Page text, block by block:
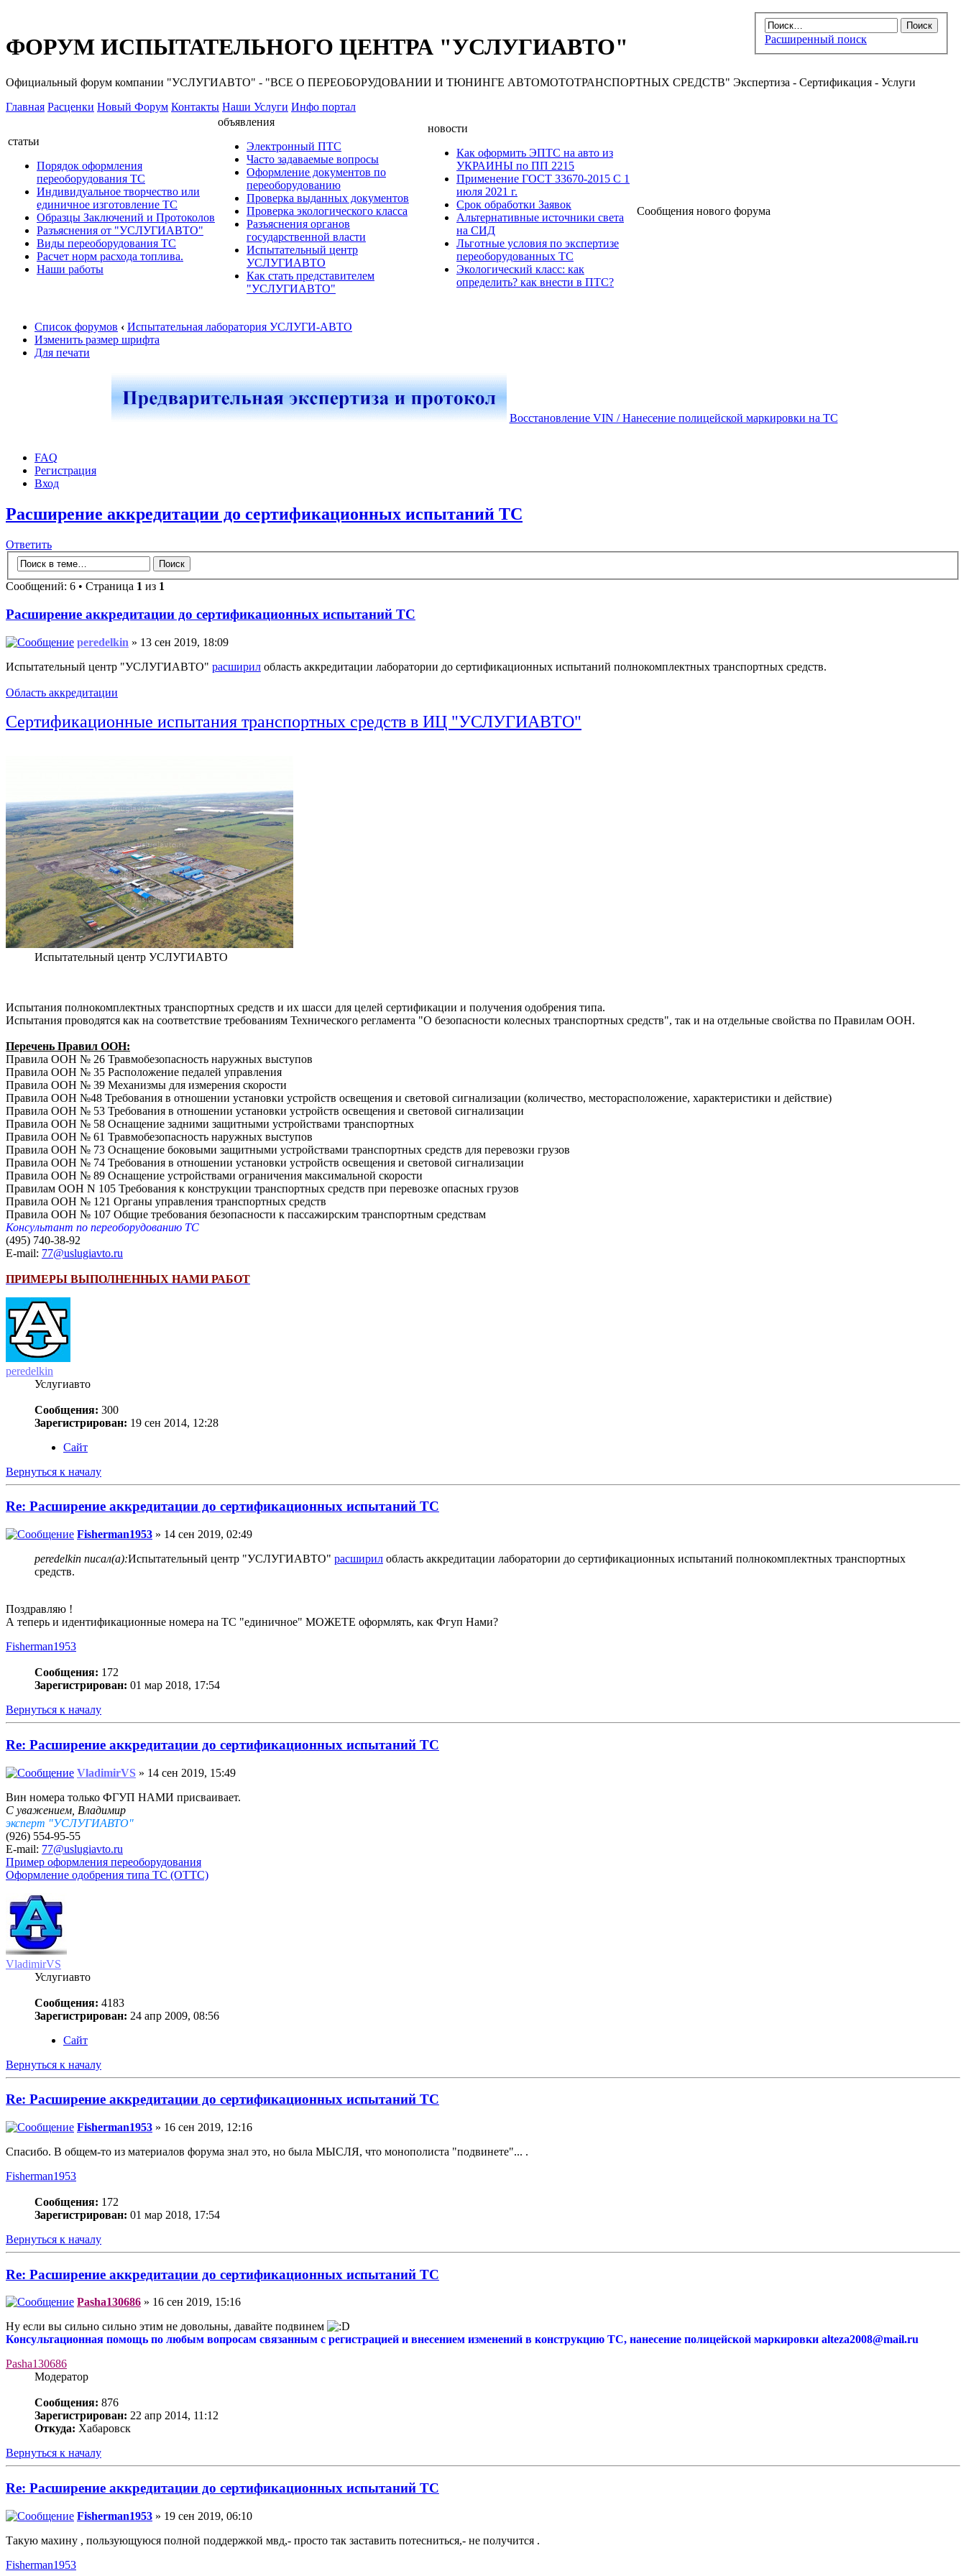
Расширенный поиск
ФОРУМ ИСПЫТАТЕЛЬНОГО ЦЕНТРА "УСЛУГИАВТО"
Официальный форум компании "УСЛУГИАВТО" - "ВСЕ О ПЕРЕОБОРУДОВАНИИ И ТЮНИНГЕ АВТОМОТОТРАНСПОРТНЫХ СРЕДСТВ" Экспертиза - Сертификация - Услуги
Главная Расценки Новый Форум Контакты Наши Услуги Инфо портал
статьи
Порядок оформления
переоборудования ТС
Индивидуальное творчество или
единичное изготовление ТС
Образцы Заключений и Протоколов
Разъяснения от "УСЛУГИАВТО"
Виды переоборудования ТС
Расчет норм расхода топлива.
Наши работы
объявления
Электронный ПТС
Часто задаваемые вопросы
Оформление документов по
переоборудованию
Проверка выданных документов
Проверка экологического класса
Разъяснения органов
государственной власти
Испытательный центр
УСЛУГИАВТО
Как стать представителем
"УСЛУГИАВТО"
новости
Как оформить ЭПТС на авто из
УКРАИНЫ по ПП 2215
Применение ГОСТ 33670-2015 С 1
июля 2021 г.
Срок обработки Заявок
Альтернативные источники света
на СИД
Льготные условия по экспертизе
переоборудованных ТС
Экологический класс: как
определить? как внести в ПТС?
Сообщения нового форума
Список форумов ‹ Испытательная лаборатория УСЛУГИ-АВТО
Изменить размер шрифта
Для печати
Восстановление VIN / Нанесение полицейской маркировки на ТС
FAQ
Регистрация
Вход
Расширение аккредитации до сертификационных испытаний ТС
Ответить
Сообщений: 6 • Страница 1 из 1
Расширение аккредитации до сертификационных испытаний ТС
peredelkin » 13 сен 2019, 18:09
Испытательный центр "УСЛУГИАВТО" расширил область аккредитации лаборатории до сертификационных испытаний полнокомплектных транспортных средств.
Область аккредитации
Сертификационные испытания транспортных средств в ИЦ "УСЛУГИАВТО"
Испытательный центр УСЛУГИАВТО
Испытания полнокомплектных транспортных средств и их шасси для целей сертификации и получения одобрения типа.
Испытания проводятся как на соответствие требованиям Технического регламента "О безопасности колесных транспортных средств", так и на отдельные свойства по Правилам ООН.
Перечень Правил ООН:
Правила ООН № 26 Травмобезопасность наружных выступов
Правила ООН № 35 Расположение педалей управления
Правила ООН № 39 Механизмы для измерения скорости
Правила ООН №48 Требования в отношении установки устройств освещения и световой сигнализации (количество, месторасположение, характеристики и действие)
Правила ООН № 53 Требования в отношении установки устройств освещения и световой сигнализации
Правила ООН № 58 Оснащение задними защитными устройствами транспортных
Правила ООН № 61 Травмобезопасность наружных выступов
Правила ООН № 73 Оснащение боковыми защитными устройствами транспортных средств для перевозки грузов
Правила ООН № 74 Требования в отношении установки устройств освещения и световой сигнализации
Правила ООН № 89 Оснащение устройствами ограничения максимальной скорости
Правилам ООН N 105 Требования к конструкции транспортных средств при перевозке опасных грузов
Правила ООН № 121 Органы управления транспортных средств
Правила ООН № 107 Общие требования безопасности к пассажирским транспортным средствам
Консультант по переоборудованию ТС
(495) 740-38-92
E-mail: 77@uslugiavto.ru
ПРИМЕРЫ ВЫПОЛНЕННЫХ НАМИ РАБОТ
peredelkin
Услугиавто
Сообщения: 300
Зарегистрирован: 19 сен 2014, 12:28
Сайт
Вернуться к началу
Re: Расширение аккредитации до сертификационных испытаний ТС
Fisherman1953 » 14 сен 2019, 02:49
peredelkin писал(а):Испытательный центр "УСЛУГИАВТО" расширил область аккредитации лаборатории до сертификационных испытаний полнокомплектных транспортных
средств.
Поздравляю !
А теперь и идентификационные номера на ТС "единичное" МОЖЕТЕ оформлять, как Фгуп Нами?
Fisherman1953
Сообщения: 172
Зарегистрирован: 01 мар 2018, 17:54
Вернуться к началу
Re: Расширение аккредитации до сертификационных испытаний ТС
VladimirVS » 14 сен 2019, 15:49
Вин номера только ФГУП НАМИ присваивает.
С уважением, Владимир
эксперт "УСЛУГИАВТО"
(926) 554-95-55
E-mail: 77@uslugiavto.ru
Пример оформления переоборудования
Оформление одобрения типа ТС (ОТТС)
VladimirVS
Услугиавто
Сообщения: 4183
Зарегистрирован: 24 апр 2009, 08:56
Сайт
Вернуться к началу
Re: Расширение аккредитации до сертификационных испытаний ТС
Fisherman1953 » 16 сен 2019, 12:16
Спасибо. В общем-то из материалов форума знал это, но была МЫСЛЯ, что монополиста "подвинете"... .
Fisherman1953
Сообщения: 172
Зарегистрирован: 01 мар 2018, 17:54
Вернуться к началу
Re: Расширение аккредитации до сертификационных испытаний ТС
Pasha130686 » 16 сен 2019, 15:16
Ну если вы сильно сильно этим не довольны, давайте подвинем
Консультационная помощь по любым вопросам связанным с регистрацией и внесением изменений в конструкцию ТС, нанесение полицейской маркировки alteza2008@mail.ru
Pasha130686
Модератор
Сообщения: 876
Зарегистрирован: 22 апр 2014, 11:12
Откуда: Хабаровск
Вернуться к началу
Re: Расширение аккредитации до сертификационных испытаний ТС
Fisherman1953 » 19 сен 2019, 06:10
Такую махину , пользующуюся полной поддержкой мвд,- просто так заставить потесниться,- не получится .
Fisherman1953